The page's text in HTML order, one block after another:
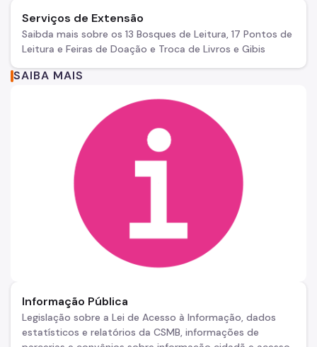
Serviços de Extensão
Saibda mais sobre os 13 Bosques de Leitura, 17 Pontos de
Leitura e Feiras de Doação e Troca de Livros e Gibis
SAIBA MAIS
Informação Pública
Legislação sobre a Lei de Acesso à Informação, dados
estatísticos e relatórios da CSMB, informações de